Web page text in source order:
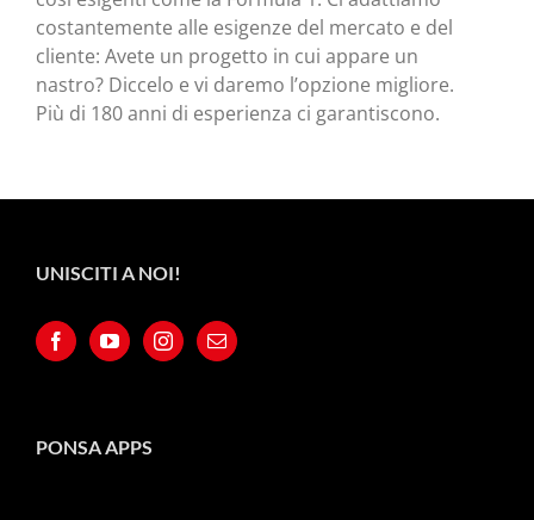
costantemente alle esigenze del mercato e del
cliente: Avete un progetto in cui appare un
nastro? Diccelo e vi daremo l’opzione migliore.
Più di 180 anni di esperienza ci garantiscono.
UNISCITI A NOI!
PONSA APPS